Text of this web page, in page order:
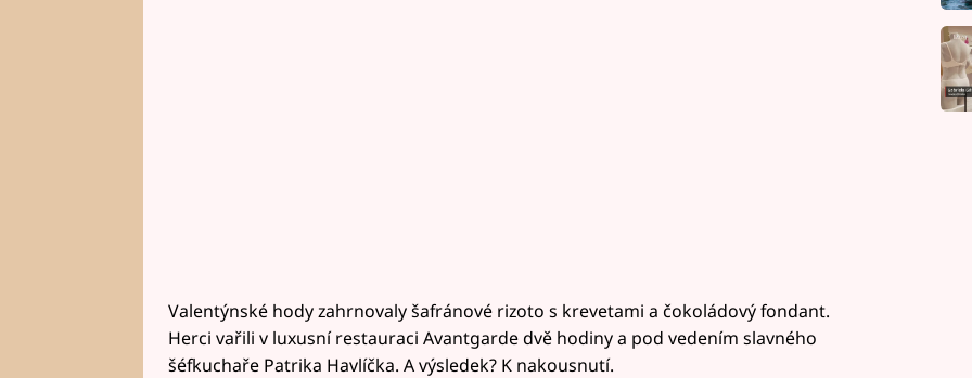
Valentýnské hody zahrnovaly šafránové rizoto s krevetami a čokoládový fondant.
Herci vařili v luxusní restauraci Avantgarde dvě hodiny a pod vedením slavného
šéfkuchaře Patrika Havlíčka. A výsledek? K nakousnutí.